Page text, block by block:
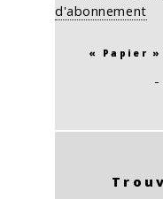
d'abonnement
« Papier
-